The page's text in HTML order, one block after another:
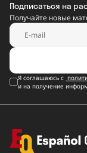
Подписаться на
Получайте новые
Я соглашаюсь с
и на получение